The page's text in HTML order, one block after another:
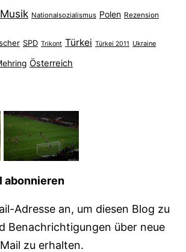
Musik Nationalsozialismus Polen Rezension
SPD Trikont Türkei Türkei 2011 Ukraine
Österreich
abonnieren
Adresse an, um diesen Blog zu
Benachrichtigungen über neue
zu erhalten.